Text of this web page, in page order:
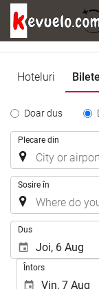
Hoteluri
Tipo
Trayecto
Doar dus
Traseu
Plecare din
Sosire în
Dus
Întors